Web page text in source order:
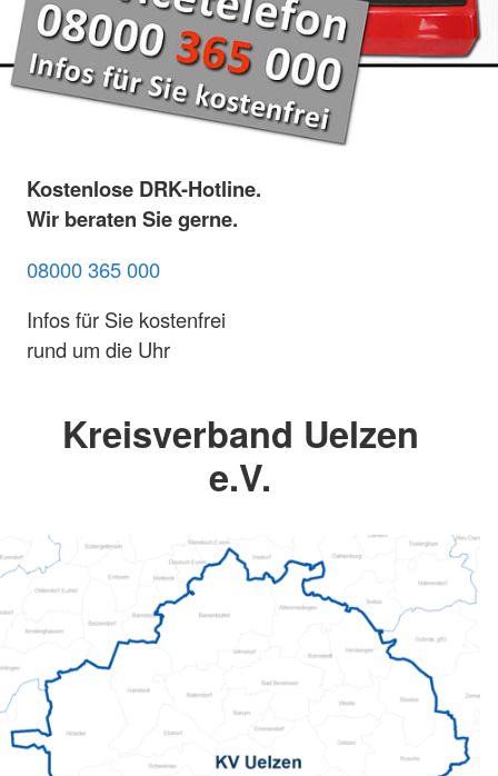
Kostenlose DRK-Hotline.
Wir beraten Sie gerne.
08000 365 000
Infos für Sie kostenfrei
rund um die Uhr
Kreisverband Uelzen
e.V.